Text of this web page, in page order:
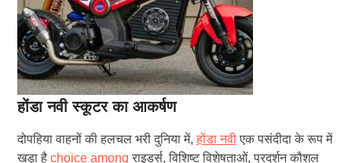
होंडा नवी स्कूटर का आकर्षण
दोपहिया वाहनों की हलचल भरी दुनिया में,होंडा नवीएक पसंदीदा के रूप में
खड़ा है choice among राइडर्स, विशिष्ट विशेषताओं, प्रदर्शन कौशल